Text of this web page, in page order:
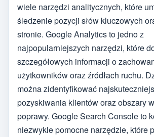
wiele narzędzi analitycznych, które
śledzenie pozycji słów kluczowych
stronie. Google Analytics to jedno z
najpopularniejszych narzędzi, które
szczegółowych informacji o
użytkowników oraz źródłach ruchu.
można zidentyfikować
pozyskiwania klientów oraz obszary
poprawy. Google Search Console to
niezwykle pomocne narzędzie, które